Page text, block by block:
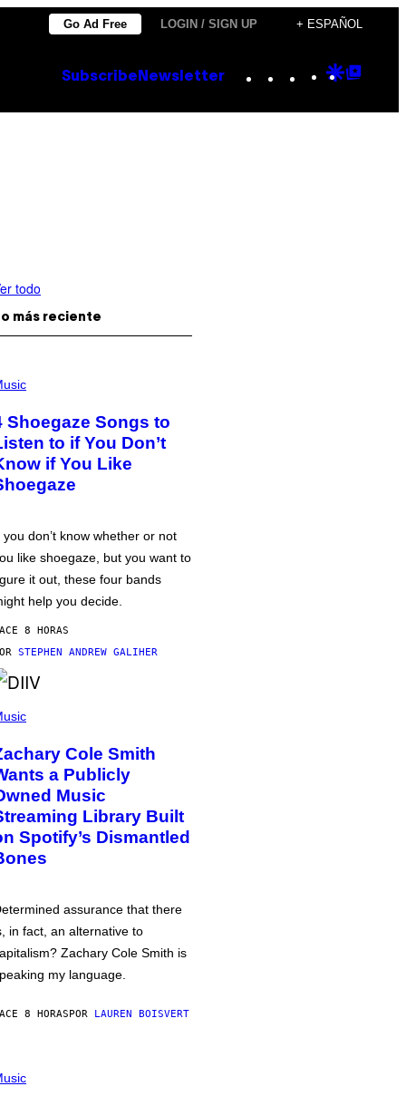
Go Ad Free LOGIN / SIGN UP + ESPAÑOL
Subscribe Newsletter Instagram
TikTok
YouTube
Google
todo
más reciente
Shoegaze Songs to
to if You Don’t
if You Like
you don’t know whether or not
like shoegaze, but you want to
it out, these four bands
help you decide.
8 HORAS
STEPHEN ANDREW GALIHER
Cole Smith
a Publicly
Music
Library Built
Spotify’s Dismantled
assurance that there
in fact, an alternative to
Zachary Cole Smith is
my language.
8 HORASPOR LAUREN BOISVERT